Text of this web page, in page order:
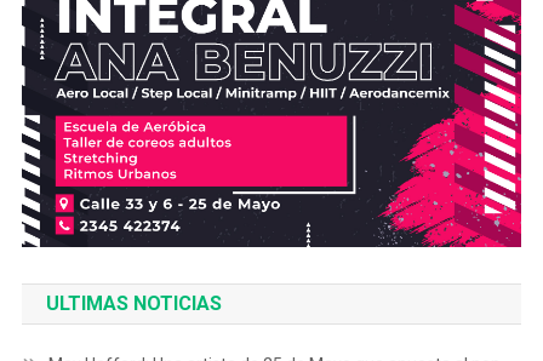
ULTIMAS NOTICIAS